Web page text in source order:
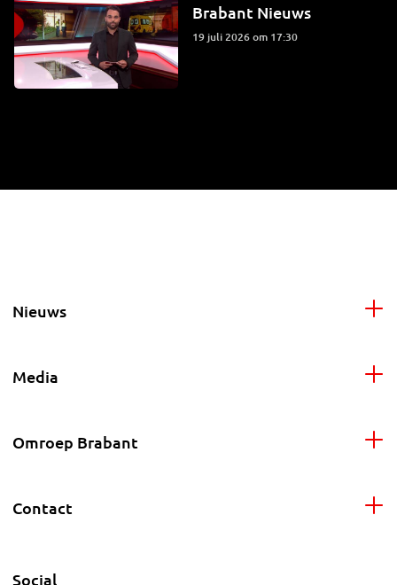
Brabant Nieuws
19 juli 2026 om 17:30
Nieuws
Media
Omroep Brabant
Contact
Social